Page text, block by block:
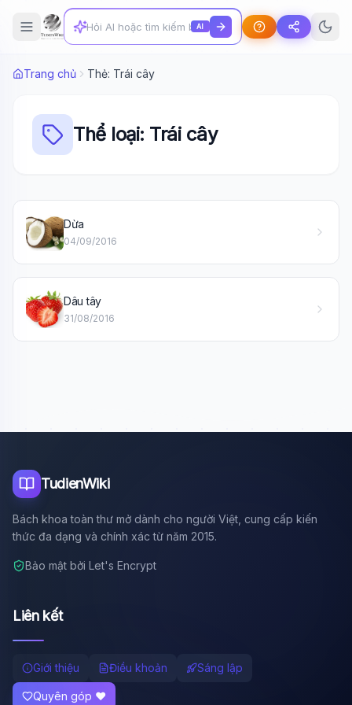
AI
Trang chủ Thẻ: Trái cây
Thể loại: Trái cây
Dừa
04/09/2016
Dâu tây
31/08/2016
TudienWiki
Bách khoa toàn thư mở dành cho người Việt, cung cấp kiến
thức đa dạng và chính xác từ năm 2015.
Bảo mật bởi Let's Encrypt
Liên kết
Giới thiệu Điều khoản Sáng lập
Quyên góp ❤️
🤖Sẵn sàng hỗ trợ